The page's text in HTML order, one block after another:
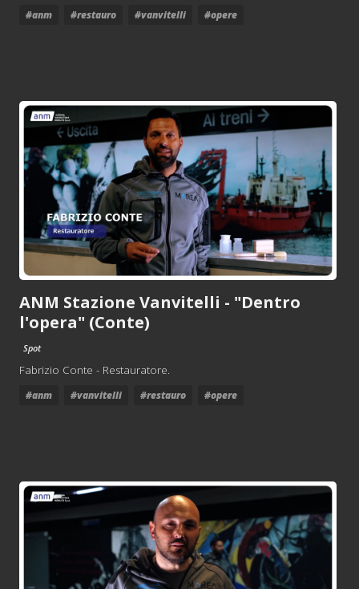
#anm #restauro #vanvitelli #opere
ANM Stazione Vanvitelli - "Dentro
l'opera" (Conte)
Spot
Fabrizio Conte - Restauratore.
#anm #vanvitelli #restauro #opere